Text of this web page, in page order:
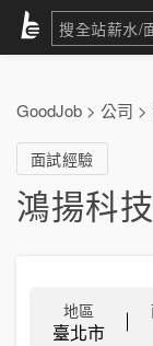
GoodJob > 公司 >
面試經驗
鴻揚科
地區
臺北市